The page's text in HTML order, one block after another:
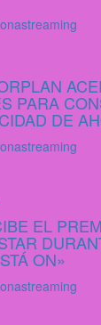
PARA
DE
EL
ON»